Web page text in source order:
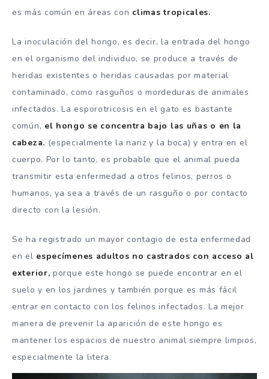
es más común en áreas con climas tropicales.
La inoculación del hongo, es decir, la entrada del hongo
en el organismo del individuo, se produce a través de
heridas existentes o heridas causadas por material
contaminado, como rasguños o mordeduras de animales
infectados. La esporotricosis en el gato es bastante
común, el hongo se concentra bajo las uñas o en la
cabeza. (especialmente la nariz y la boca) y entra en el
cuerpo. Por lo tanto, es probable que el animal pueda
transmitir esta enfermedad a otros felinos, perros o
humanos, ya sea a través de un rasguño o por contacto
directo con la lesión.
Se ha registrado un mayor contagio de esta enfermedad
en el especímenes adultos no castrados con acceso al
exterior, porque este hongo se puede encontrar en el
suelo y en los jardines y también porque es más fácil
entrar en contacto con los felinos infectados. La mejor
manera de prevenir la aparición de este hongo es
mantener los espacios de nuestro animal siempre limpios,
especialmente la litera.